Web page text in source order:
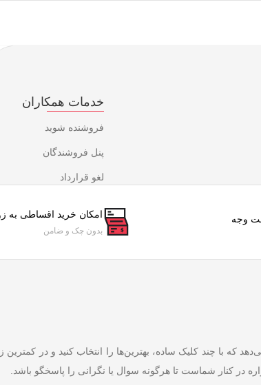
خدمات همکاران
فروشنده شوید
پنل فروشندگان
لغو قرارداد
وجه امکان خرید اقساطی به
بدون چک و ضامن
که با چند کلیک ساده، بهترین‌ها را انتخاب کنید و در
در کنار شماست تا هرگونه سوال یا نگرانی را پاسخگو باشد.